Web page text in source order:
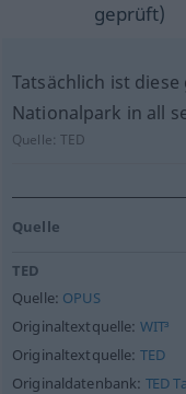
geprüft)
Tatsächlich ist
Nationalpark in all
Quelle:TED
Quelle
TED
Quelle: OPUS
Originaltextquelle: WIT³
Originaltextquelle: TED
Originaldatenbank: TED